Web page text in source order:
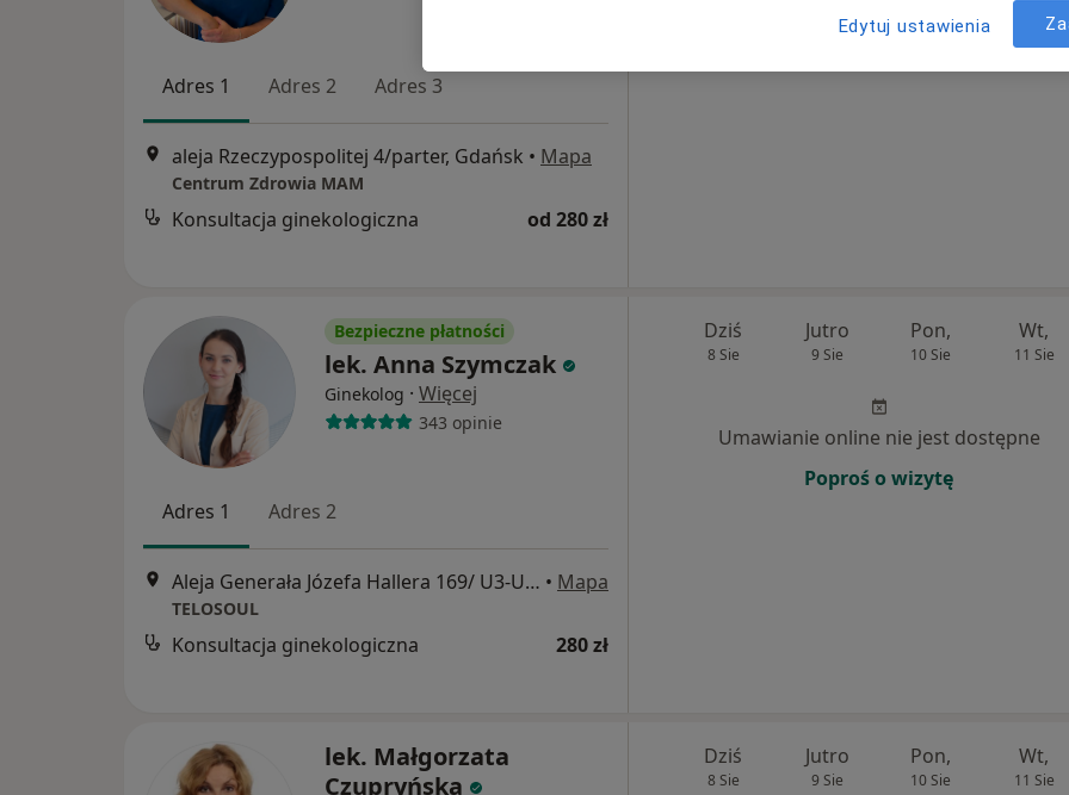
Adres 1 Adres 2 Adres 3
aleja Rzeczypospolitej 4/parter, Gdańsk • Mapa
Centrum Zdrowia MAM
Konsultacja ginekologiczna od 280 zł
Bezpieczne płatności
lek. Anna Szymczak
Ginekolog · Więcej
343 opinie
Adres 1 Adres 2
Aleja Generała Józefa Hallera 169/ U3-U4, Gdańsk • Mapa
TELOSOUL
Konsultacja ginekologiczna 280 zł
Dziś
8 Sie
Jutro
9 Sie
Pon,
10 Sie
Wt,
11 Sie
Umawianie online nie jest dostępne
Poproś o wizytę
lek. Małgorzata
Czupryńska
Dziś
8 Sie
Jutro
9 Sie
Pon,
10 Sie
Wt,
11 Sie
Edytuj ustawienia